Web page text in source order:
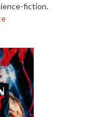
fiction.